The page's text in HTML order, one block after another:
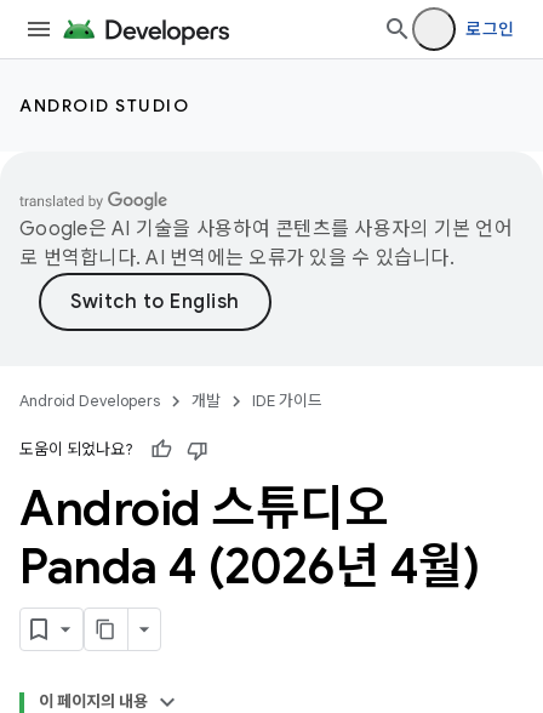
로그인
ANDROID STUDIO
Google은 AI 기술을 사용하여 콘텐츠를 사용자의 기본 언어
로 번역합니다. AI 번역에는 오류가 있을 수 있습니다.
Android Developers 개발 IDE 가이드
도움이 되었나요?
Android 스튜디오
Panda 4 (2026년 4월)
이 페이지의 내용